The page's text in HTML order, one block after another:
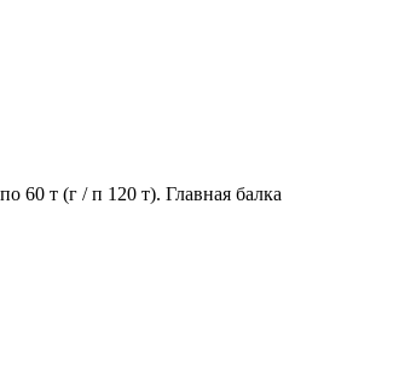
60 т (г / п 120 т). Главная балка